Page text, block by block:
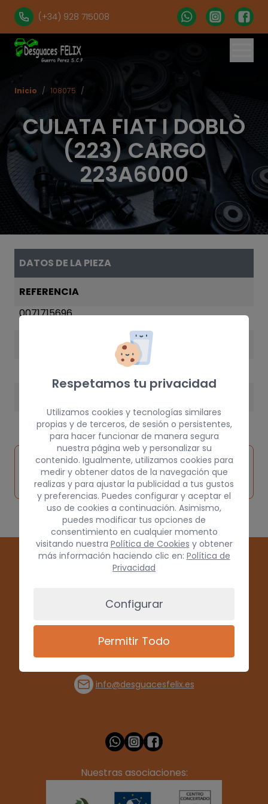
(+34) 928 715008
CULATA FIAT I DOBLÒ
(223) CARGO
223A6000
Inicio / 108075 /
DATOS DE LA PIEZA
REFERENCIA
0071715696
Inspeccionar
vehículo de
origen
Solicitar
pieza
Consultar
por
info@desguacesfelix.es
Nuestras asociaciones:
Respetamos tu privacidad
Utilizamos cookies y tecnologías similares
propias y de terceros, de sesión o persistentes,
para hacer funcionar de manera segura
nuestra página web y personalizar su
contenido. Igualmente, utilizamos cookies para
medir y obtener datos de la navegación que
realizas y para ajustar la publicidad a tus gustos
y preferencias. Puedes configurar y aceptar el
uso de cookies a continuación. Asimismo,
puedes modificar tus opciones de
consentimiento en cualquier momento
visitando nuestra Política de Cookies y obtener
más información haciendo clic en: Política de
Privacidad
Configurar
Permitir Todo